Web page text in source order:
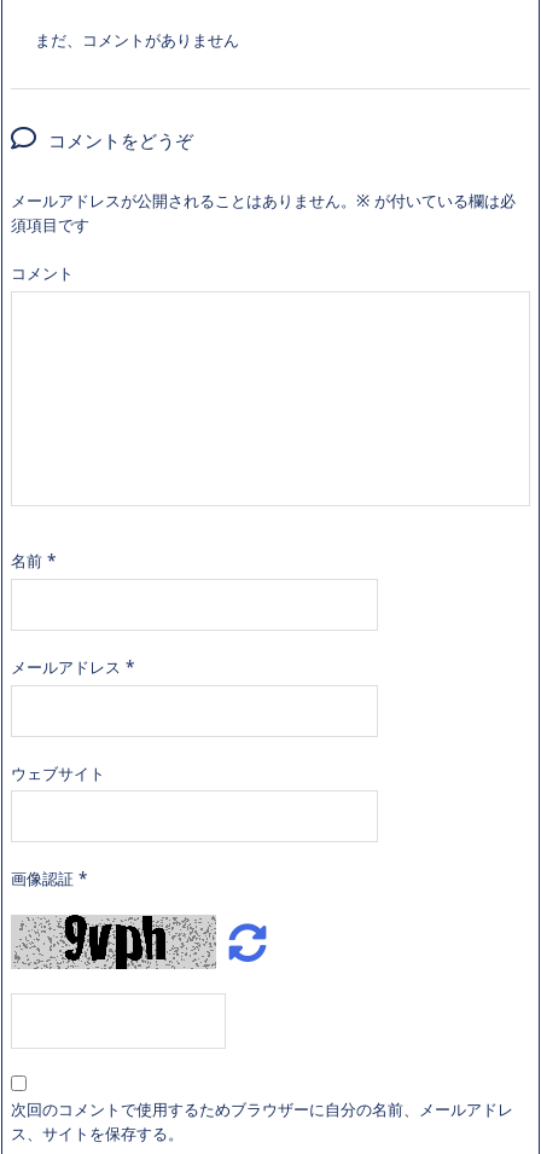
まだ、コメントがありません
コメントをどうぞ
メールアドレスが公開されることはありません。 ※ が付いている欄は必
須項目です
コメント
名前 *
メールアドレス *
ウェブサイト
画像認証 *
次回のコメントで使用するためブラウザーに自分の名前、メールアドレ
ス、サイトを保存する。